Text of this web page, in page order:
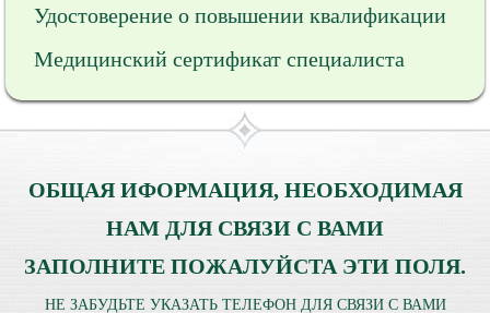
Удостоверение о повышении квалификации
Медицинский сертификат специалиста
ОБЩАЯ ИФОРМАЦИЯ, НЕОБХОДИМАЯ
НАМ ДЛЯ СВЯЗИ С ВАМИ
ЗАПОЛНИТЕ ПОЖАЛУЙСТА ЭТИ ПОЛЯ.
НЕ ЗАБУДЬТЕ УКАЗАТЬ ТЕЛЕФОН ДЛЯ СВЯЗИ С ВАМИ